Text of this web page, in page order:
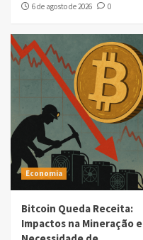
6 de agosto de 2026
0
Economia
Bitcoin Queda Receita:
Impactos na Mineração e